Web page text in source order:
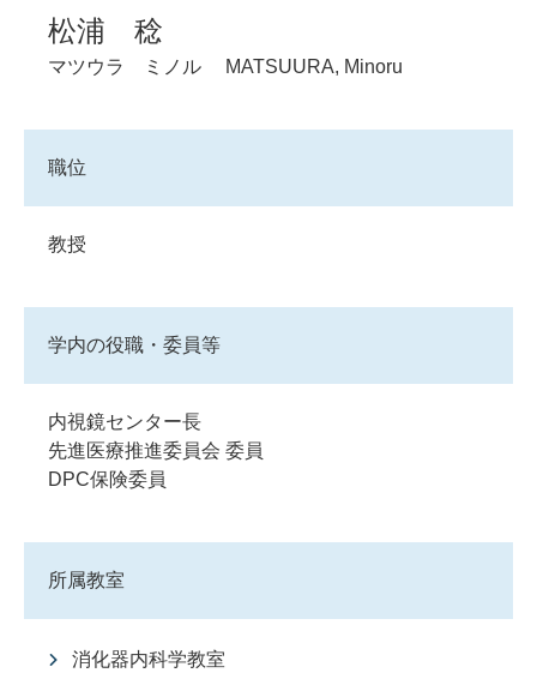
松浦 稔
マツウラ ミノル MATSUURA, Minoru
職位
教授
学内の役職・委員等
内視鏡センター長
先進医療推進委員会 委員
DPC保険委員
所属教室
消化器内科学教室